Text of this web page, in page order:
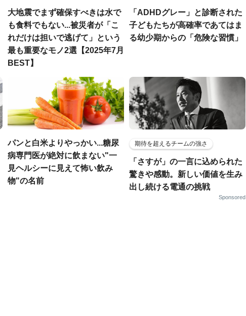
大地震でまず確保すべきは水で
も食料でもない...被災者が「こ
れだけは担いで逃げて」という
最も重要なモノ2選【2025年7月
BEST】
「ADHDグレー」と診断された
子どもたちが高確率であてはま
る幼少期からの「危険な習慣」
パンと白米よりやっかい...糖尿
病専門医が絶対に飲まない"一
見ヘルシーに見えて怖い飲み
物"の名前
期待を超えるチームの強さ
「さすが」の一言に込められた
驚きや感動。新しい価値を生み
出し続ける電通の挑戦
Sponsored